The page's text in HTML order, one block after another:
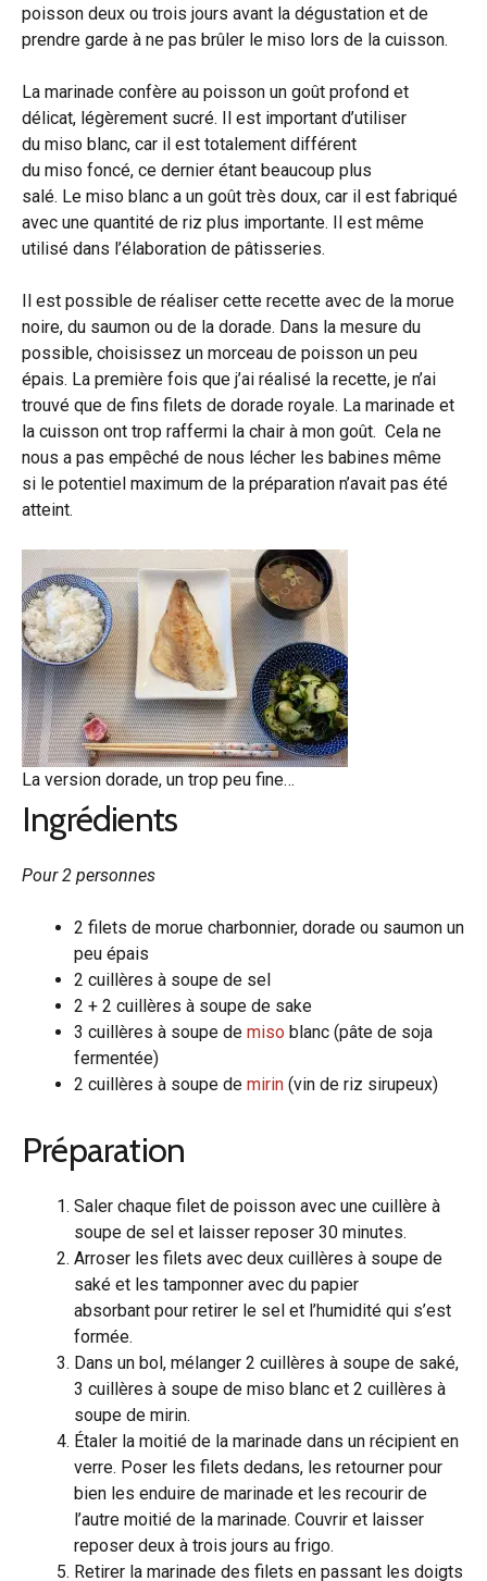
poisson deux ou trois jours avant la dégustation et de
prendre garde à ne pas brûler le miso lors de la cuisson.
La marinade confère au poisson un goût profond et
délicat, légèrement sucré. Il est important d’utiliser
du miso blanc, car il est totalement différent
du miso foncé, ce dernier étant beaucoup plus
salé. Le miso blanc a un goût très doux, car il est fabriqué
avec une quantité de riz plus importante. Il est même
utilisé dans l’élaboration de pâtisseries.
Il est possible de réaliser cette recette avec de la morue
noire, du saumon ou de la dorade. Dans la mesure du
possible, choisissez un morceau de poisson un peu
épais. La première fois que j’ai réalisé la recette, je n’ai
trouvé que de fins filets de dorade royale. La marinade et
la cuisson ont trop raffermi la chair à mon goût. Cela ne
nous a pas empêché de nous lécher les babines même
si le potentiel maximum de la préparation n’avait pas été
atteint.
La version dorade, un trop peu fine…
Ingrédients
Pour 2 personnes
2 filets de morue charbonnier, dorade ou saumon un
peu épais
2 cuillères à soupe de sel
2 + 2 cuillères à soupe de sake
3 cuillères à soupe de miso blanc (pâte de soja
fermentée)
2 cuillères à soupe de mirin (vin de riz sirupeux)
Préparation
Saler chaque filet de poisson avec une cuillère à
soupe de sel et laisser reposer 30 minutes.
Arroser les filets avec deux cuillères à soupe de
saké et les tamponner avec du papier
absorbant pour retirer le sel et l’humidité qui s’est
formée.
Dans un bol, mélanger 2 cuillères à soupe de saké,
3 cuillères à soupe de miso blanc et 2 cuillères à
soupe de mirin.
Étaler la moitié de la marinade dans un récipient en
verre. Poser les filets dedans, les retourner pour
bien les enduire de marinade et les recourir de
l’autre moitié de la marinade. Couvrir et laisser
reposer deux à trois jours au frigo.
Retirer la marinade des filets en passant les doigts